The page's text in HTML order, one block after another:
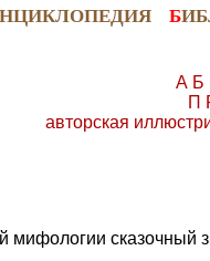
НЦИКЛОПЕДИЯ Б
А Б
П
авторская
мифологии сказочный